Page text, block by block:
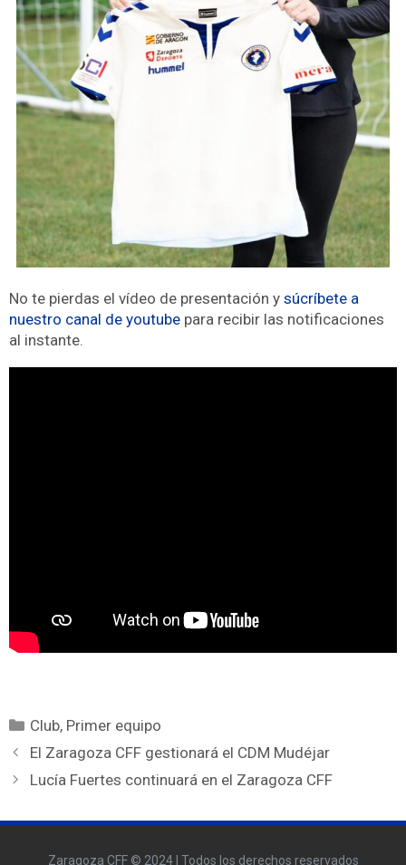
No te pierdas el vídeo de presentación y súcríbete a
nuestro canal de youtube para recibir las notificaciones
al instante.
Club, Primer equipo
El Zaragoza CFF gestionará el CDM Mudéjar
Lucía Fuertes continuará en el Zaragoza CFF
Zaragoza CFF © 2024 | Todos los derechos reservados